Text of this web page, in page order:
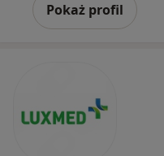
Pokaż profil